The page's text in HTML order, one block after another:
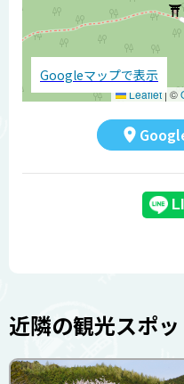
Leaflet | ©
Googleマップで表示
近隣の観光スポッ